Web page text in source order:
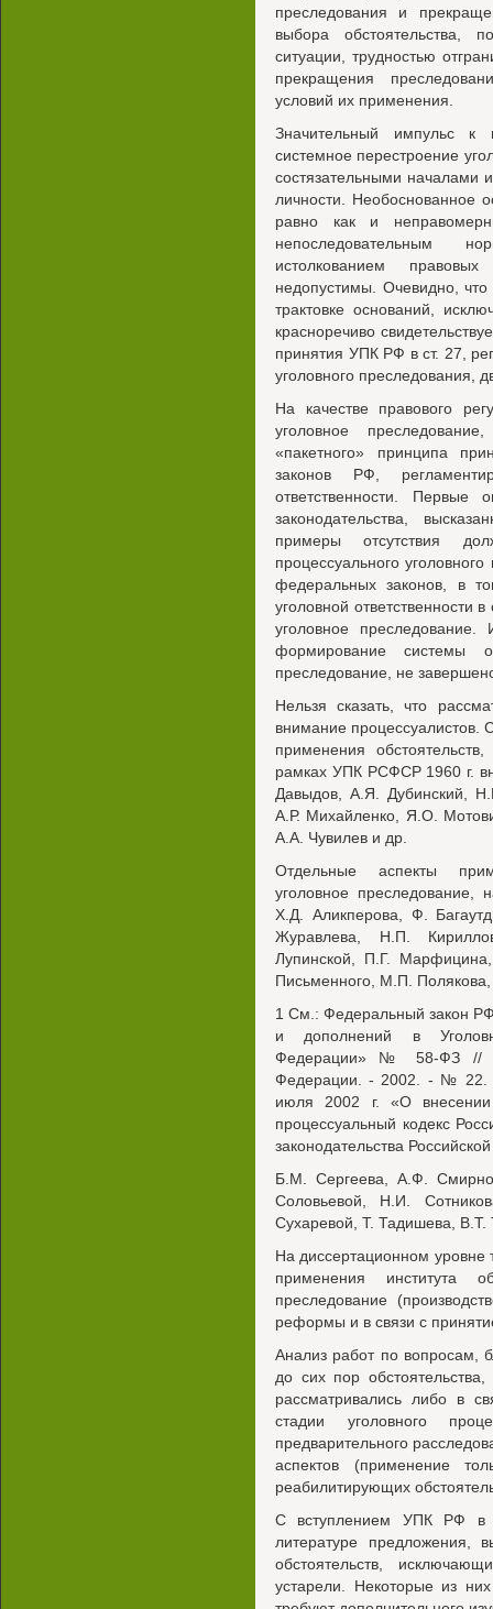
преследования и
выбора обстоятельства,
ситуации, трудностью
прекращения
условий их применения.
Значительный импульс к
системное перестроение
состязательными началами
личности. Необоснованное
равно как и
непоследовательным
истолкованием
недопустимы. Очевидно,
трактовке оснований,
красноречиво
принятия УПК РФ в ст. 27,
уголовного преследования,
На качестве правового
уголовное
«пакетного» принципа
законов РФ,
ответственности. Первые
законодательства,
примеры отсутствия
процессуального
федеральных законов, в
уголовной ответственности
уголовное преследование.
формирование системы
преследование, не
Нельзя сказать, что
внимание процессуалистов.
применения
рамках УПК РСФСР 1960 г.
Давыдов, А.Я. Дубинский,
А.Р. Михайленко, Я.О.
А.А. Чувилев и др.
Отдельные аспекты
уголовное
Х.Д. Аликперова, Ф.
Журавлева, Н.П.
Лупинской, П.Г.
Письменного, М.П.
1 См.: Федеральный закон
и дополнений в
Федерации» № 58-ФЗ //
Федерации. - 2002. - № 22.
июля 2002 г. «О
процессуальный кодекс
законодательства
Б.М. Сергеева, А.Ф.
Соловьевой, Н.И.
Сухаревой, Т. Тадишева,
На диссертационном
применения института
преследование
реформы и в связи с
Анализ работ по вопросам,
до сих пор
рассматривались либо в
стадии уголовного
предварительного
аспектов (применение
реабилитирующих
С вступлением УПК РФ в
литературе предложения,
обстоятельств,
устарели. Некоторые из